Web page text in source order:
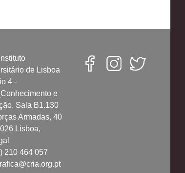
de Lisboa
4 -
e
Sala B1.130
Armadas, 40
Lisboa,
210 464 057